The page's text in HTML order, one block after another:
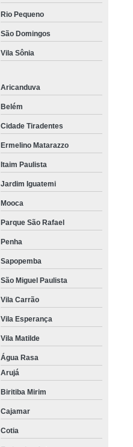
Rio Pequeno
São Domingos
Vila Sônia
Aricanduva
Belém
Cidade Tiradentes
Ermelino Matarazzo
Itaim Paulista
Jardim Iguatemi
Mooca
Parque São Rafael
Penha
Sapopemba
São Miguel Paulista
Vila Carrão
Vila Esperança
Vila Matilde
Água Rasa
Arujá
Biritiba Mirim
Cajamar
Cotia